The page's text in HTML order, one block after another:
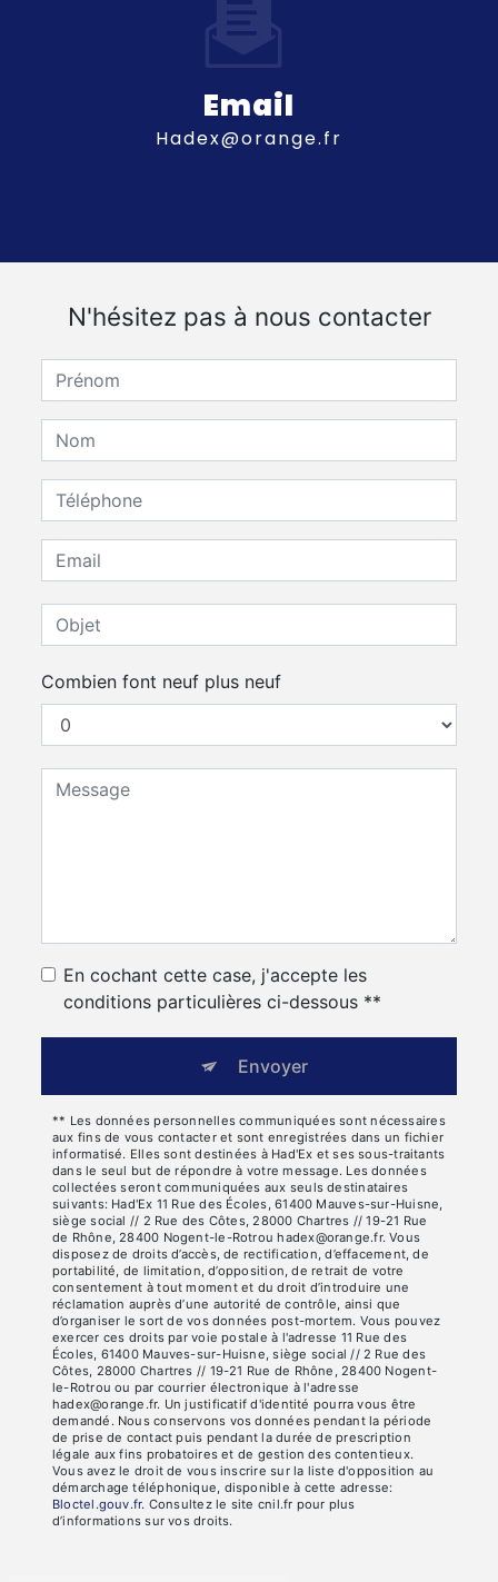
Email
hadex@orange.fr
N'hésitez pas à nous contacter
Combien font neuf plus neuf
En cochant cette case, j'accepte les
conditions particulières ci-dessous **
Envoyer
** Les données personnelles communiquées sont nécessaires
aux fins de vous contacter et sont enregistrées dans un fichier
informatisé. Elles sont destinées à Had'Ex et ses sous-traitants
dans le seul but de répondre à votre message. Les données
collectées seront communiquées aux seuls destinataires
suivants: Had'Ex 11 Rue des Écoles, 61400 Mauves-sur-Huisne,
siège social // 2 Rue des Côtes, 28000 Chartres // 19-21 Rue
de Rhône, 28400 Nogent-le-Rotrou hadex@orange.fr. Vous
disposez de droits d’accès, de rectification, d’effacement, de
portabilité, de limitation, d’opposition, de retrait de votre
consentement à tout moment et du droit d’introduire une
réclamation auprès d’une autorité de contrôle, ainsi que
d’organiser le sort de vos données post-mortem. Vous pouvez
exercer ces droits par voie postale à l'adresse 11 Rue des
Écoles, 61400 Mauves-sur-Huisne, siège social // 2 Rue des
Côtes, 28000 Chartres // 19-21 Rue de Rhône, 28400 Nogent-
le-Rotrou ou par courrier électronique à l'adresse
hadex@orange.fr. Un justificatif d'identité pourra vous être
demandé. Nous conservons vos données pendant la période
de prise de contact puis pendant la durée de prescription
légale aux fins probatoires et de gestion des contentieux.
Vous avez le droit de vous inscrire sur la liste d'opposition au
démarchage téléphonique, disponible à cette adresse:
Bloctel.gouv.fr. Consultez le site cnil.fr pour plus
d’informations sur vos droits.